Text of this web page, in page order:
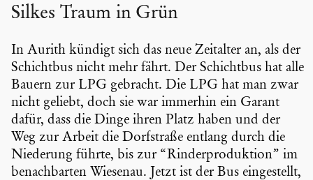
Silkes Traum in Grün
In Aurith kündigt sich das neue Zeitalter an, als der
Schichtbus nicht mehr fährt. Der Schichtbus hat alle
Bauern zur LPG gebracht. Die LPG hat man zwar
nicht geliebt, doch sie war immerhin ein Garant
dafür, dass die Dinge ihren Platz haben und der
Weg zur Arbeit die Dorfstraße entlang durch die
Niederung führte, bis zur “Rinder­pro­duk­tion” im
benach­barten Wiesenau. Jetzt ist der Bus einge­stellt,